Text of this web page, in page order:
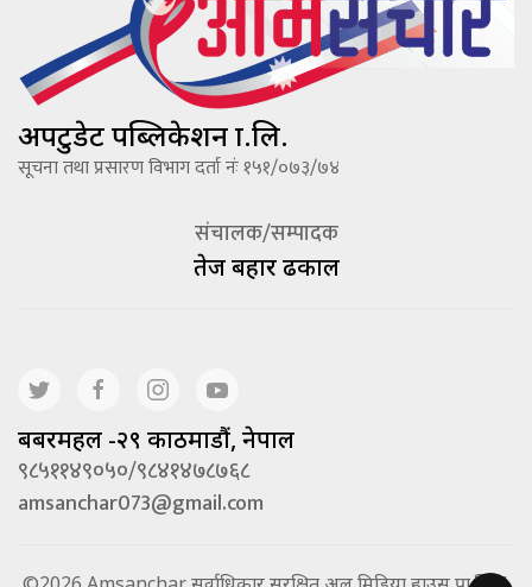
अपटुडेट पब्लिकेशन प्रा.लि.
सूचना तथा प्रसारण विभाग दर्ता नंः १५१/०७३/७४
संचालक/सम्पादक
तेज बहादूर ढकाल
बबरमहल -२९ काठमाडौं, नेपाल
९८५११४९०५०/९८४१४७८७६८
amsanchar073@gmail.com